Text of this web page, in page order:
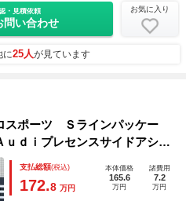
・見積依頼
問い合わせ
お気に入り
に25人が見ています
スポーツ Ｓラインパッケー
ｄｉプレセンスサイドアシス
ルーズ純正ＭＭＩナビフルセ
イドバーチャルコクピットマ
ート
支払総額(税込)
172.8 万円
本体価格
165.6
万円
諸費用
7.2
万円